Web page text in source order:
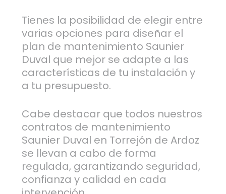
Tienes la posibilidad de elegir entre
varias opciones para diseñar el
plan de mantenimiento Saunier
Duval que mejor se adapte a las
características de tu instalación y
a tu presupuesto.
Cabe destacar que todos nuestros
contratos de mantenimiento
Saunier Duval en Torrejón de Ardoz
se llevan a cabo de forma
regulada, garantizando seguridad,
confianza y calidad en cada